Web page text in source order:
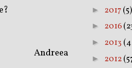
Andreea
► 2017(5)
► 2016
► 2013
► 2012